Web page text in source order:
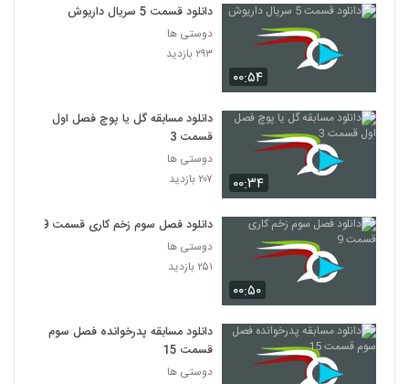
۰۰:۵۴
دانلود قسمت 5 سریال داریوش
دوستی ها
۲۹۳ بازدید
۰۰:۳۴
دانلود مسابقه گل یا پوچ فصل اول
قسمت 3
دوستی ها
۲۰۷ بازدید
۰۰:۵۰
دانلود فصل سوم زخم کاری قسمت 9
دوستی ها
۲۵۱ بازدید
دانلود مسابقه پدرخوانده فصل سوم
قسمت 15
دوستی ها